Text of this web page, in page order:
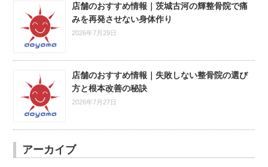
店舗のおすすめ情報｜茨城古河の輝整骨院で痛
みを再発させない身体作り
2026年7月29日
店舗のおすすめ情報｜失敗しない整骨院の選び
方と根本改善の秘訣
2026年7月27日
アーカイブ